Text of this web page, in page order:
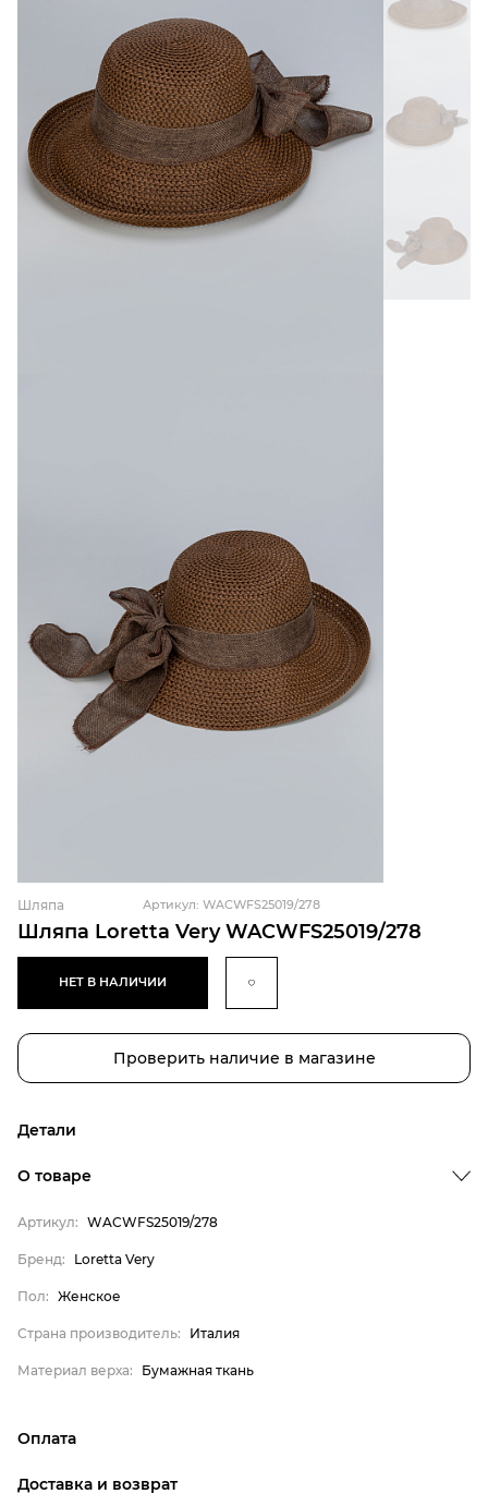
Шляпа Loretta Very WACWFS25019/278
Шляпа Артикул: WACWFS25019/278
НЕТ В НАЛИЧИИ
Проверить наличие в магазине
Детали
Страна производитель
Материал верха
О товаре
Артикул: WACWFS25019/278
Бренд: Loretta Very
Пол: Женское
Страна производитель: Италия
Материал верха: Бумажная ткань
Оплата
магазина
Доставка и возврат